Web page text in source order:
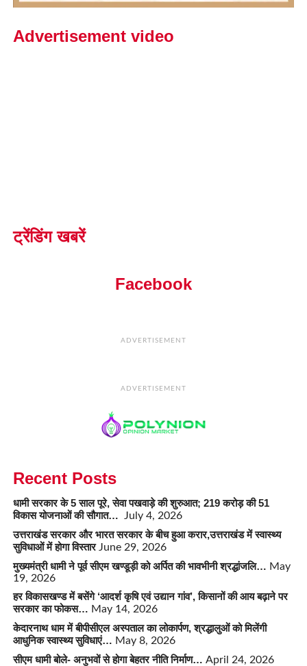
Advertisement video
ट्रेंडिंग खबरें
Facebook
ADVERTISEMENT
ADVERTISEMENT
Recent Posts
धामी सरकार के 5 साल पूरे, सेवा पखवाड़े की शुरुआत; 219 करोड़ की 51
विकास योजनाओं की सौगात…
July 4, 2026
उत्तराखंड सरकार और भारत सरकार के बीच हुआ करार,उत्तराखंड में स्वास्थ्य
सुविधाओं में होगा विस्तार June 29, 2026
मुख्यमंत्री धामी ने पूर्व सीएम खण्डूड़ी को अर्पित की भावभीनी श्रद्धांजलि… May
19, 2026
हर विकासखण्ड में बसेंगे ‘आदर्श कृषि एवं उद्यान गांव’, किसानों की आय बढ़ाने पर
सरकार का फोकस… May 14, 2026
केदारनाथ धाम में बीपीसीएल अस्पताल का लोकार्पण, श्रद्धालुओं को मिलेंगी
आधुनिक स्वास्थ्य सुविधाएं… May 8, 2026
सीएम धामी बोले- अनुभवों से होगा बेहतर नीति निर्माण… April 24, 2026